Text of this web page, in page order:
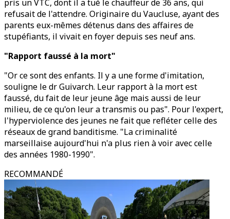
pris un VTC, dont il a tué le chauffeur de 36 ans, qui
refusait de l'attendre. Originaire du Vaucluse, ayant des
parents eux-mêmes détenus dans des affaires de
stupéfiants, il vivait en foyer depuis ses neuf ans.
"Rapport faussé à la mort"
"Or ce sont des enfants. Il y a une forme d'imitation,
souligne le dr Guivarch. Leur rapport à la mort est
faussé, du fait de leur jeune âge mais aussi de leur
milieu, de ce qu'on leur a transmis ou pas". Pour l'expert,
l'hyperviolence des jeunes ne fait que refléter celle des
réseaux de grand banditisme. "La criminalité
marseillaise aujourd'hui n'a plus rien à voir avec celle
des années 1980-1990".
RECOMMANDÉ